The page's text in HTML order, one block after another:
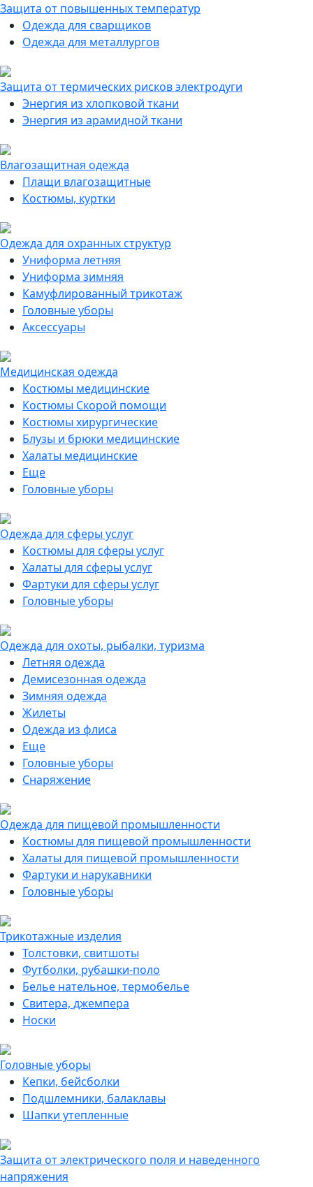
Защита от повышенных температур
Одежда для сварщиков
Одежда для металлургов
Защита от термических рисков электродуги
Энергия из хлопковой ткани
Энергия из арамидной ткани
Влагозащитная одежда
Плащи влагозащитные
Костюмы, куртки
Одежда для охранных структур
Униформа летняя
Униформа зимняя
Камуфлированный трикотаж
Головные уборы
Аксессуары
Медицинская одежда
Костюмы медицинские
Костюмы Скорой помощи
Костюмы хирургические
Блузы и брюки медицинские
Халаты медицинские
Еще
Головные уборы
Одежда для сферы услуг
Костюмы для сферы услуг
Халаты для сферы услуг
Фартуки для сферы услуг
Головные уборы
Одежда для охоты, рыбалки, туризма
Летняя одежда
Демисезонная одежда
Зимняя одежда
Жилеты
Одежда из флиса
Еще
Головные уборы
Снаряжение
Одежда для пищевой промышленности
Костюмы для пищевой промышленности
Халаты для пищевой промышленности
Фартуки и нарукавники
Головные уборы
Трикотажные изделия
Толстовки, свитшоты
Футболки, рубашки-поло
Белье нательное, термобелье
Свитера, джемпера
Носки
Головные уборы
Кепки, бейсболки
Подшлемники, балаклавы
Шапки утепленные
Защита от электрического поля и наведенного
напряжения